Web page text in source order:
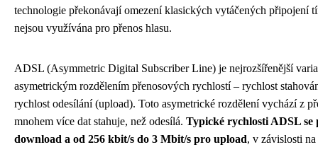
technologie překonávají omezení klasických vytáčených připojení
nejsou využívána pro přenos hlasu.
ADSL (Asymmetric Digital Subscriber Line) je nejrozšířenější
asymetrickým rozdělením přenosových rychlostí – rychlost
rychlost odesílání (upload). Toto asymetrické rozdělení vychází z
mnohem více dat stahuje, než odesílá. Typické rychlosti ADSL
download a od 256 kbit/s do 3 Mbit/s pro upload, v závislosti